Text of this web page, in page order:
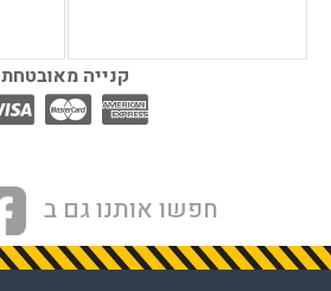
קנייה מאובטחת
חפשו אותנו גם ב